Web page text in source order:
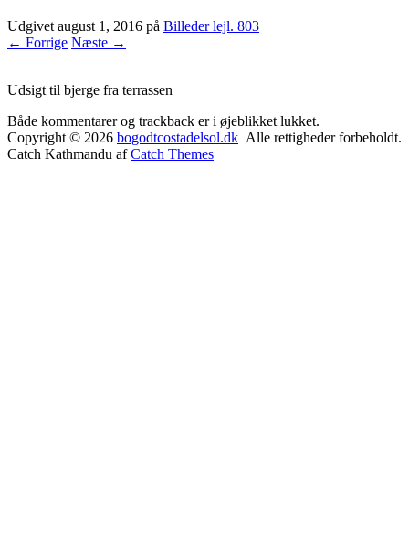
Udgivet august 1, 2016 på Billeder lejl. 803
← Forrige Næste →
Udsigt til bjerge fra terrassen
Både kommentarer og trackback er i øjeblikket lukket.
Copyright © 2026 bogodtcostadelsol.dk Alle rettigheder forbeholdt.
Catch Kathmandu afCatch Themes